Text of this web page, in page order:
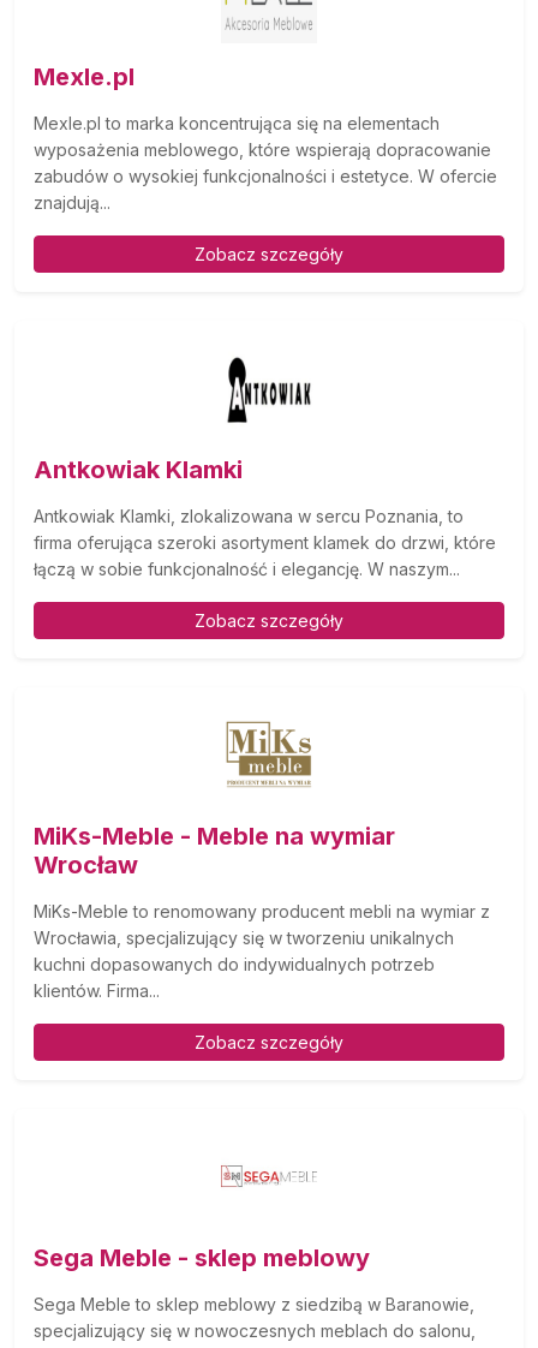
Mexle.pl
Mexle.pl to marka koncentrująca się na elementach
wyposażenia meblowego, które wspierają dopracowanie
zabudów o wysokiej funkcjonalności i estetyce. W ofercie
znajdują...
Zobacz szczegóły
Antkowiak Klamki
Antkowiak Klamki, zlokalizowana w sercu Poznania, to
firma oferująca szeroki asortyment klamek do drzwi, które
łączą w sobie funkcjonalność i elegancję. W naszym...
Zobacz szczegóły
MiKs-Meble - Meble na wymiar
Wrocław
MiKs-Meble to renomowany producent mebli na wymiar z
Wrocławia, specjalizujący się w tworzeniu unikalnych
kuchni dopasowanych do indywidualnych potrzeb
klientów. Firma...
Zobacz szczegóły
Sega Meble - sklep meblowy
Sega Meble to sklep meblowy z siedzibą w Baranowie,
specjalizujący się w nowoczesnych meblach do salonu,